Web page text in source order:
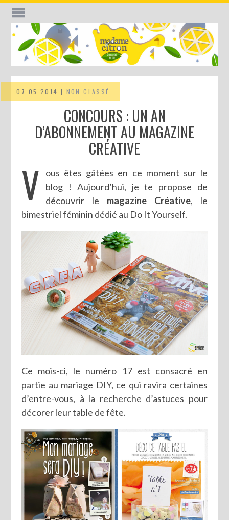
07.05.2014 | NON CLASSÉ
CONCOURS : UN AN
D’ABONNEMENT AU MAGAZINE
CRÉATIVE
V
ous êtes gâtées en ce moment sur le
blog ! Aujourd’hui, je te propose de
découvrir le magazine Créative, le
bimestriel féminin dédié au Do It Yourself.
Ce mois-ci, le numéro 17 est consacré en
partie au mariage DIY, ce qui ravira certaines
d’entre-vous, à la recherche d’astuces pour
décorer leur table de fête.